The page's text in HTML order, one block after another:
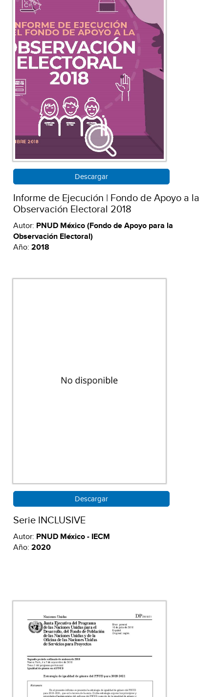
Descargar
Informe de Ejecución | Fondo de Apoyo a la
Observación Electoral 2018
Autor: PNUD México (Fondo de Apoyo para la
Observación Electoral)
Año: 2018
Descargar
Serie INCLUSIVE
Autor: PNUD México - IECM
Año: 2020